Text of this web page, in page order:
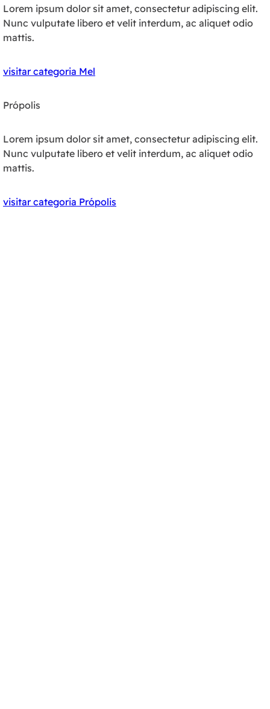
Lorem ipsum dolor sit amet, consectetur adipiscing elit.
Nunc vulputate libero et velit interdum, ac aliquet odio
mattis.
visitar categoria Mel
Própolis
Lorem ipsum dolor sit amet, consectetur adipiscing elit.
Nunc vulputate libero et velit interdum, ac aliquet odio
mattis.
visitar categoria Própolis